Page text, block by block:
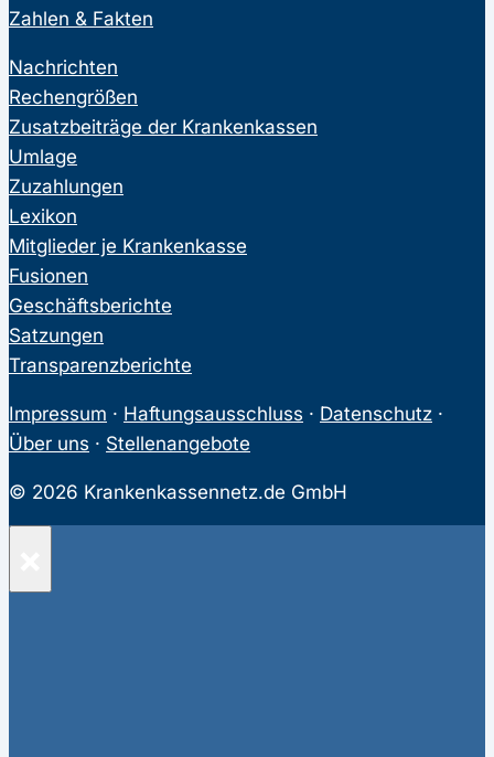
Zahlen & Fakten
Nachrichten
Rechengrößen
Zusatzbeiträge der Krankenkassen
Umlage
Zuzahlungen
Lexikon
Mitglieder je Krankenkasse
Fusionen
Geschäftsberichte
Satzungen
Transparenzberichte
Impressum · Haftungsausschluss · Datenschutz ·
Über uns · Stellenangebote
© 2026 Krankenkassennetz.de GmbH